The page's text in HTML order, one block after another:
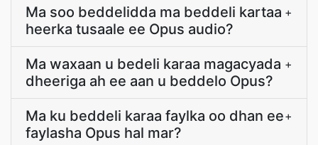
Ma soo beddelidda ma beddeli kartaa
heerka tusaale ee Opus audio?
+
Ma waxaan u bedeli karaa magacyada
dheeriga ah ee aan u beddelo Opus?
+
Ma ku beddeli karaa faylka oo dhan ee
faylasha Opus hal mar?
+